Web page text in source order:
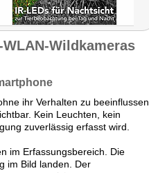
Wildkameras
ihr Verhalten zu beeinflussen.
Kein Leuchten, kein
zuverlässig erfasst wird.
im Erfassungsbereich. Die
im Bild landen. Der